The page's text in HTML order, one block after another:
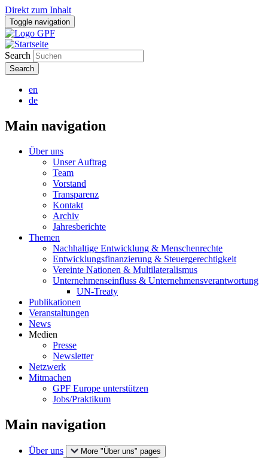
Direkt zum Inhalt
Toggle navigation
Search
en
de
Main navigation
Über uns
Unser Auftrag
Team
Vorstand
Transparenz
Kontakt
Archiv
Jahresberichte
Themen
Nachhaltige Entwicklung & Menschenrechte
Entwicklungsfinanzierung & Steuergerechtigkeit
Vereinte Nationen & Multilateralismus
Unternehmenseinfluss & Unternehmensverantwortung
UN-Treaty
Publikationen
Veranstaltungen
News
Medien
Presse
Newsletter
Netzwerk
Mitmachen
GPF Europe unterstützen
Jobs/Praktikum
Main navigation
Über uns More "Über uns" pages